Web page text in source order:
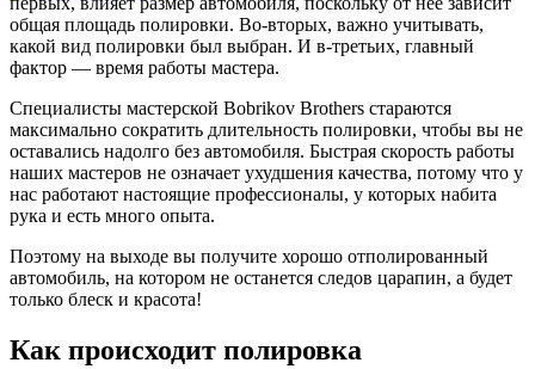
общая площадь полировки. Во-вторых, важно учитывать,
какой вид полировки был выбран. И в-третьих, главный
фактор — время работы мастера.
Специалисты мастерской Bobrikov Brothers стараются
максимально сократить длительность полировки, чтобы вы не
оставались надолго без автомобиля. Быстрая скорость работы
наших мастеров не означает ухудшения качества, потому что у
нас работают настоящие профессионалы, у которых набита
рука и есть много опыта.
Поэтому на выходе вы получите хорошо отполированный
автомобиль, на котором не останется следов царапин, а будет
только блеск и красота!
Как происходит полировка